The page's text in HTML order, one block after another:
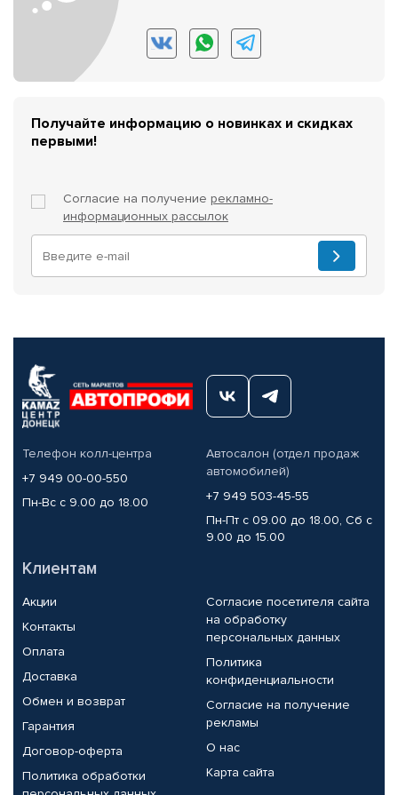
Получайте информацию о новинках и скидках
первыми!
Согласие на получение рекламно-
информационных рассылок
Телефон колл-центра
+7 949 00-00-550
Пн-Вс с 9.00 до 18.00
Автосалон (отдел продаж
автомобилей)
+7 949 503-45-55
Пн-Пт с 09.00 до 18.00, Сб с
9.00 до 15.00
Клиентам
Акции
Контакты
Оплата
Доставка
Обмен и возврат
Гарантия
Договор-оферта
Политика обработки
Согласие посетителя сайта
на обработку
персональных данных
Политика
конфиденциальности
Согласие на получение
рекламы
О нас
Карта сайта